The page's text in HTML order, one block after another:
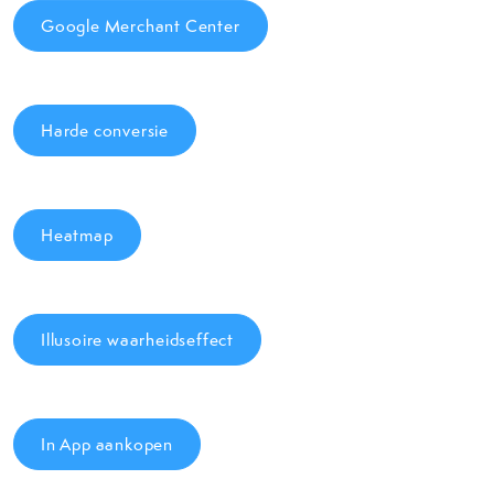
Google Merchant Center
Harde conversie
Heatmap
Illusoire waarheidseffect
In App aankopen